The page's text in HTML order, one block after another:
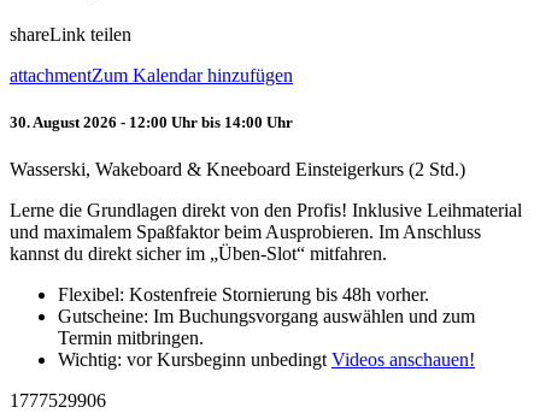
shareLink teilen
attachmentZum Kalendar hinzufügen
30. August 2026 - 12:00 Uhr bis 14:00 Uhr
Wasserski, Wakeboard & Kneeboard Einsteigerkurs (2 Std.)
Lerne die Grundlagen direkt von den Profis! Inklusive Leihmaterial
und maximalem Spaßfaktor beim Ausprobieren. Im Anschluss
kannst du direkt sicher im „Üben-Slot“ mitfahren.
Flexibel: Kostenfreie Stornierung bis 48h vorher.
Gutscheine: Im Buchungsvorgang auswählen und zum
Termin mitbringen.
Wichtig: vor Kursbeginn unbedingt Videos anschauen!
1777529906